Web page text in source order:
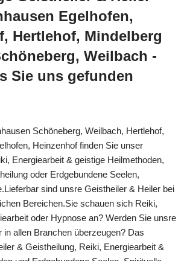
Egelhofen,
Hertlehof, Mindelberg
Weilbach -
Sie uns gefunden
Schöneberg, Weilbach, Hertlehof,
Heinzenhof finden Sie unser
Energiearbeit & geistige Heilmethoden,
oder Erdgebundene Seelen,
sind unsre Geistheiler & Heiler bei
Bereichen.Sie schauen sich Reiki,
oder Hypnose an? Werden Sie unsre
in allen Branchen überzeugen? Das
& Geistheilung, Reiki, Energiearbeit &